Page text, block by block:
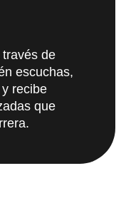
de
escuchas,
recibe
que